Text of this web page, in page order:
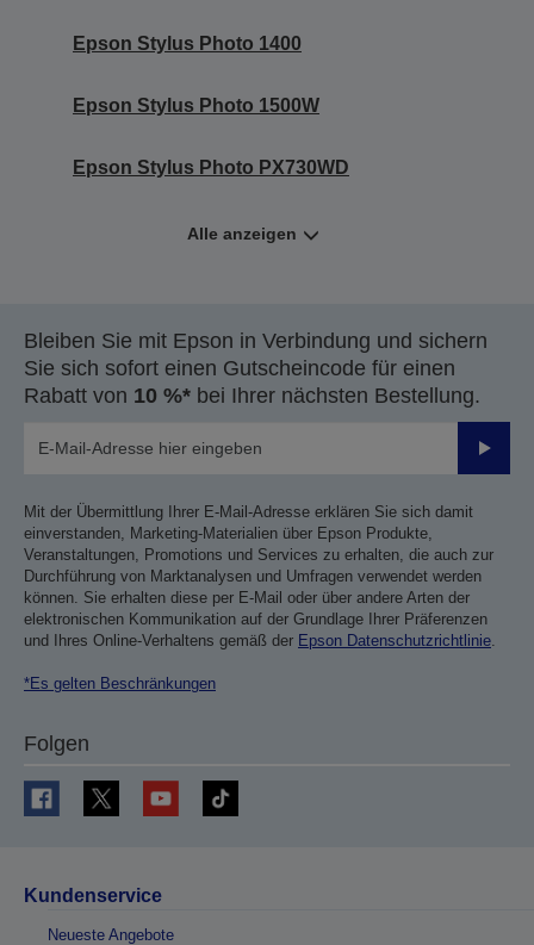
Epson Stylus Photo 1400
Epson Stylus Photo 1500W
Epson Stylus Photo PX730WD
Alle anzeigen
Bleiben Sie mit Epson in Verbindung und sichern
Sie sich sofort einen Gutscheincode für einen
Rabatt von 10 %* bei Ihrer nächsten Bestellung.
Mit der Übermittlung Ihrer E-Mail-Adresse erklären Sie sich damit
einverstanden, Marketing-Materialien über Epson Produkte,
Veranstaltungen, Promotions und Services zu erhalten, die auch zur
Durchführung von Marktanalysen und Umfragen verwendet werden
können. Sie erhalten diese per E-Mail oder über andere Arten der
elektronischen Kommunikation auf der Grundlage Ihrer Präferenzen
und Ihres Online-Verhaltens gemäß der Epson Datenschutzrichtlinie
*Es gelten Beschränkungen
Folgen
Kundenservice
Neueste Angebote